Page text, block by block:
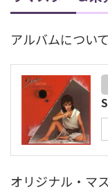
アルバムについ
オリジナル・マ